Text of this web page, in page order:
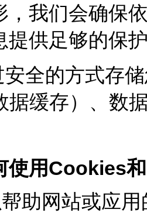
，我们会确保
提供足够的保
全的方式存
据缓存）、数
使用Cookies
助网站或应